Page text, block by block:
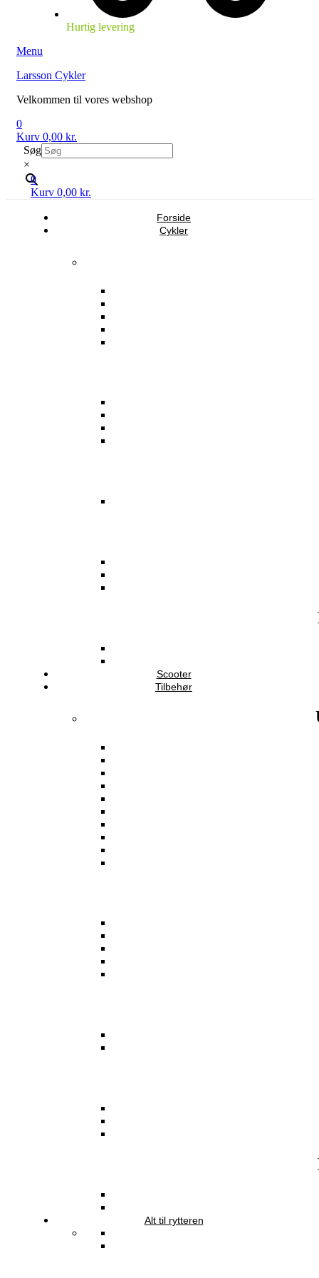
Hurtig levering
Menu
Larsson Cykler
Velkommen til vores webshop
0
Kurv 0,00 kr.
Søg
×
0
Kurv 0,00 kr.
Forside
Cykler
Scooter
Tilbehør
Alt til rytteren